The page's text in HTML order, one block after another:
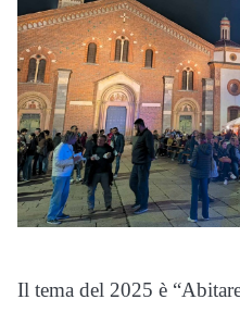
Il tema del 2025 è